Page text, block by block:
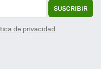
SUSCRIBIR
de privacidad